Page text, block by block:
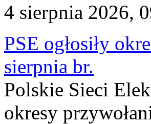
4 sierpnia 2026,
PSE ogłosiły
sierpnia br.
Polskie Sieci
okresy